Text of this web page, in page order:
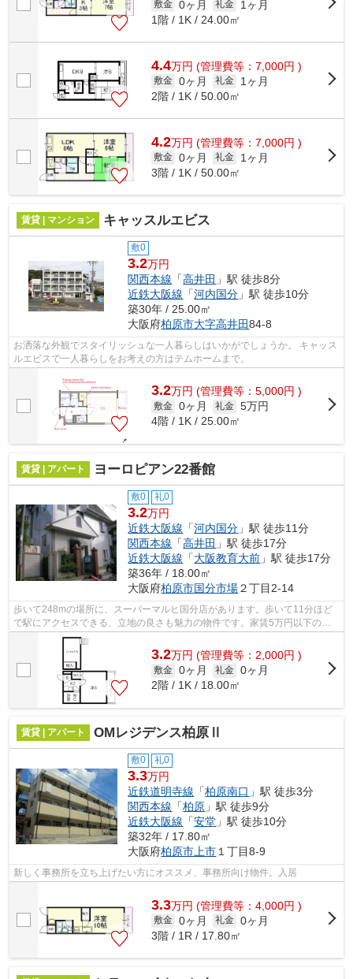
敷金 0ヶ月 礼金
1ヶ月
1階 / 1K / 24.00㎡
4.4万円 (管理費等：7,000円 )
敷金 0ヶ月 礼金
1ヶ月
2階 / 1K / 50.00㎡
4.2万円 (管理費等：7,000円 )
敷金 0ヶ月 礼金
1ヶ月
3階 / 1K / 50.00㎡
賃貸 | マンション キャッスルエビス
敷0
3.2万円
関西本線 「高井田 」駅 徒歩8分
近鉄大阪線 「河内国分 」駅 徒歩10分
築30年 / 25.00㎡
大阪府柏原市大字高井田84-8
お洒落な外観でスタイリッシュな一人暮らしはいかがでしょうか。 キャッス
ルエビスで一人暮らしをお考えの方はテムホームまで。
3.2万円 (管理費等：5,000円 )
敷金 0ヶ月 礼金 5万円
4階 / 1K / 25.00㎡
賃貸 | アパート ヨーロピアン22番館
敷0 礼0
3.2万円
近鉄大阪線 「河内国分 」駅 徒歩11分
関西本線 「高井田 」駅 徒歩17分
近鉄大阪線 「大阪教育大前 」駅 徒歩17分
築36年 / 18.00㎡
大阪府柏原市国分市場２丁目2-14
歩いて248mの場所に、スーパーマルヒ国分店があります。歩いて11分ほど
で駅にアクセスできる、立地の良さも魅力の物件です。家賃5万円以下の物
件をお探しの方にもおすすめです。気にな...
3.2万円 (管理費等：2,000円 )
敷金 0ヶ月 礼金 0ヶ月
2階 / 1K / 18.00㎡
賃貸 | アパート OMレジデンス柏原Ⅱ
敷0 礼0
3.3万円
近鉄道明寺線 「柏原南口 」駅 徒歩3分
関西本線 「柏原 」駅 徒歩9分
近鉄大阪線 「安堂 」駅 徒歩10分
築32年 / 17.80㎡
大阪府柏原市上市１丁目8-9
新しく事務所を立ち上げたい方にオススメ、事務所向け物件。入居
3.3万円 (管理費等：4,000円 )
敷金 0ヶ月 礼金 0ヶ月
3階 / 1R / 17.80㎡